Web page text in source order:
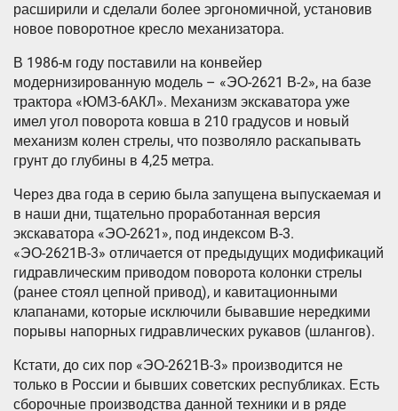
расширили и сделали более эргономичной, установив
новое поворотное кресло механизатора.
В 1986-м году поставили на конвейер
модернизированную модель – «ЭО-2621 В-2», на базе
трактора «ЮМЗ-6АКЛ». Механизм экскаватора уже
имел угол поворота ковша в 210 градусов и новый
механизм колен стрелы, что позволяло раскапывать
грунт до глубины в 4,25 метра.
Через два года в серию была запущена выпускаемая и
в наши дни, тщательно проработанная версия
экскаватора «ЭО-2621», под индексом В-3.
«ЭО-2621В-3» отличается от предыдущих модификаций
гидравлическим приводом поворота колонки стрелы
(ранее стоял цепной привод), и кавитационными
клапанами, которые исключили бывавшие нередкими
порывы напорных гидравлических рукавов (шлангов).
Кстати, до сих пор «ЭО-2621В-3» производится не
только в России и бывших советских республиках. Есть
сборочные производства данной техники и в ряде